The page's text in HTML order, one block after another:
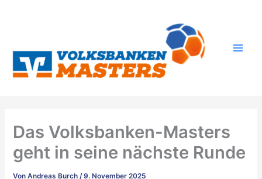
Das Volksbanken-Masters
geht in seine nächste Runde
VonAndreas Burch/9. November 2025